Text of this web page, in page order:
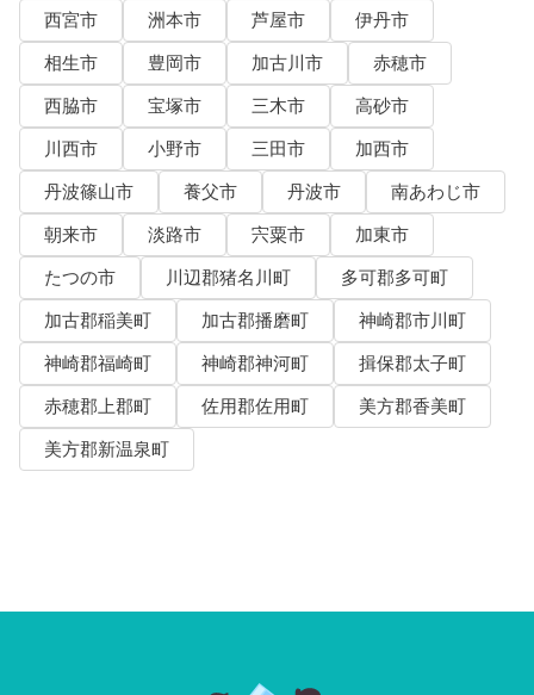
西宮市
洲本市 芦屋市
伊丹市
相生市
豊岡市 加古川市
赤穂市
西脇市
宝塚市 三木市
高砂市
川西市
小野市 三田市
加西市
丹波篠山市
養父市 丹波市
南あわじ市
朝来市
淡路市 宍粟市
加東市
たつの市
川辺郡猪名川町
多可郡多可町
加古郡稲美町
加古郡播磨町
神崎郡市川町
神崎郡福崎町
神崎郡神河町
揖保郡太子町
赤穂郡上郡町
佐用郡佐用町
美方郡香美町
美方郡新温泉町